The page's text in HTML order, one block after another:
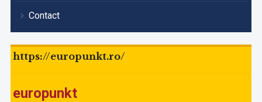
Contact
https://europunkt.ro/
europunkt